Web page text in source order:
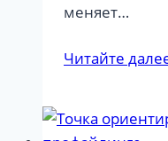
меняет…
Читайте